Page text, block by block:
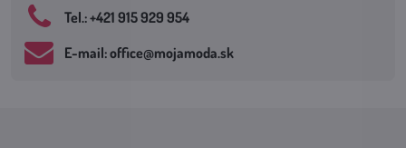
Tel​.: +421 915 929 954
E-mail: office​@mojamoda​.sk